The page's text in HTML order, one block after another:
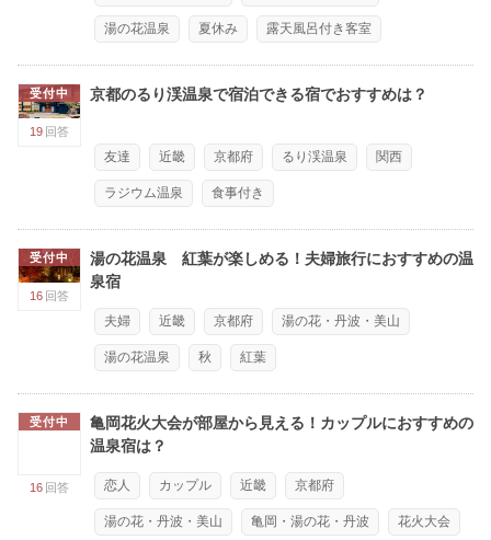
湯の花温泉 夏休み 露天風呂付き客室
受付中
19 回答
京都のるり渓温泉で宿泊できる宿でおすすめは？
友達 近畿 京都府 るり渓温泉 関西
ラジウム温泉 食事付き
受付中
16 回答
湯の花温泉 紅葉が楽しめる！夫婦旅行におすすめの温
泉宿
夫婦 近畿 京都府 湯の花・丹波・美山
湯の花温泉 秋 紅葉
受付中
16 回答
亀岡花火大会が部屋から見える！カップルにおすすめの
温泉宿は？
恋人 カップル 近畿 京都府
湯の花・丹波・美山 亀岡・湯の花・丹波 花火大会